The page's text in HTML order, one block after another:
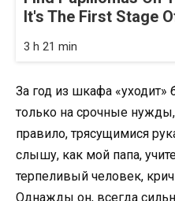
It's The First Stage
3 h 21 min
За год из шкафа «уходит»
только на срочные
правило, трясущимися
слышу, как мой папа,
терпеливый человек,
Однажды он, всегда